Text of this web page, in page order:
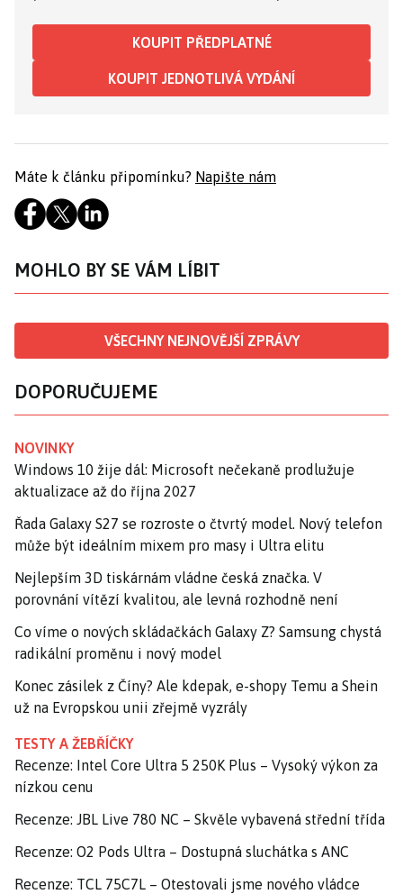
KOUPIT PŘEDPLATNÉ
KOUPIT JEDNOTLIVÁ VYDÁNÍ
Máte k článku připomínku? Napište nám
MOHLO BY SE VÁM LÍBIT
VŠECHNY NEJNOVĚJŠÍ ZPRÁVY
DOPORUČUJEME
NOVINKY
Windows 10 žije dál: Microsoft nečekaně prodlužuje
aktualizace až do října 2027
Řada Galaxy S27 se rozroste o čtvrtý model. Nový telefon
může být ideálním mixem pro masy i Ultra elitu
Nejlepším 3D tiskárnám vládne česká značka. V
porovnání vítězí kvalitou, ale levná rozhodně není
Co víme o nových skládačkách Galaxy Z? Samsung chystá
radikální proměnu i nový model
Konec zásilek z Číny? Ale kdepak, e-shopy Temu a Shein
už na Evropskou unii zřejmě vyzrály
TESTY A ŽEBŘÍČKY
Recenze: Intel Core Ultra 5 250K Plus – Vysoký výkon za
nízkou cenu
Recenze: JBL Live 780 NC – Skvěle vybavená střední třída
Recenze: O2 Pods Ultra – Dostupná sluchátka s ANC
Recenze: TCL 75C7L – Otestovali jsme nového vládce